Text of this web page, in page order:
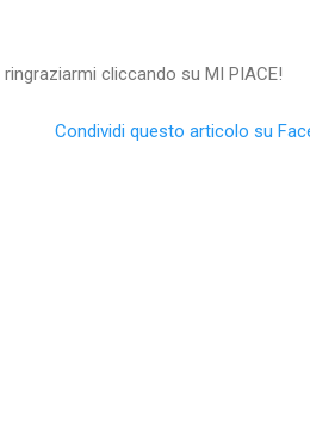
cliccando su MI PIACE!
Condividi questo articolo su